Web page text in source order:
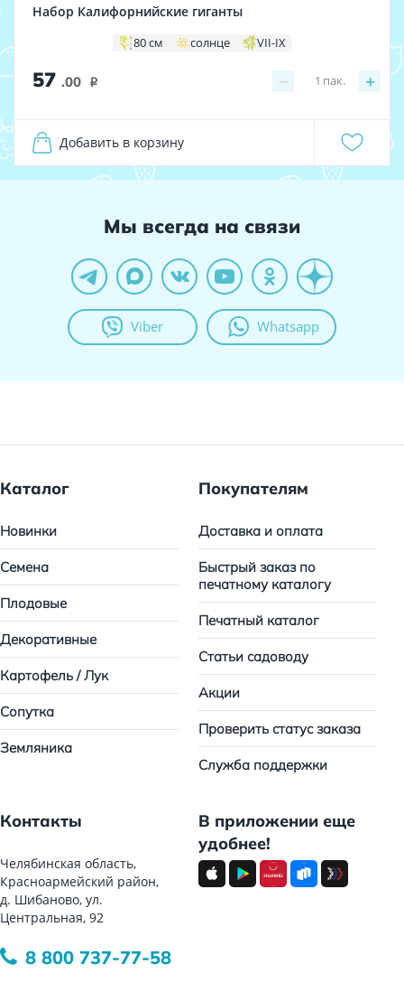
Набор Калифорнийские гиганты
80 см солнце VII-IX
57 .00 i − +
1 пак.
Добавить в корзину
Мы всегда на связи
Viber Whatsapp
Каталог
Новинки
Семена
Плодовые
Декоративные
Картофель / Лук
Сопутка
Земляника
Покупателям
Доставка и оплата
Быстрый заказ по
печатному каталогу
Печатный каталог
Статьи садоводу
Акции
Проверить статус заказа
Служба поддержки
Контакты
Челябинская область,
Красноармейский район,
д. Шибаново, ул.
Центральная, 92
8 800 737-77-58
В приложении еще
удобнее!